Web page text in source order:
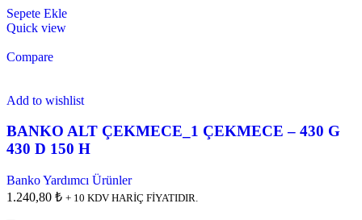
Sepete Ekle
Quick view
Compare
Add to wishlist
BANKO ALT ÇEKMECE_1 ÇEKMECE – 430 G
430 D 150 H
Banko Yardımcı Ürünler
1.240,80 ₺ + 10 KDV HARİÇ FİYATIDIR.